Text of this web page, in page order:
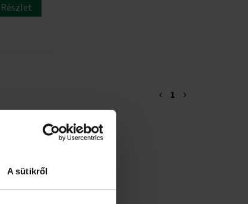
A sütikről
Részlet
1